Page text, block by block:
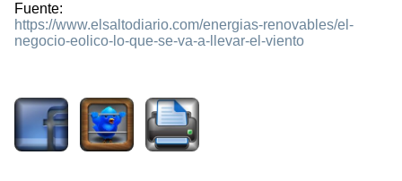
Fuente:
https://www.elsaltodiario.com/energias-renovables/el-
negocio-eolico-lo-que-se-va-a-llevar-el-viento